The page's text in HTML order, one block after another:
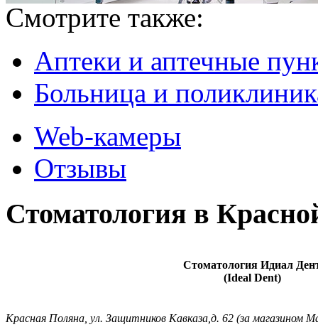
Смотрите также:
Аптеки и аптечные
Больница и
Web-камеры
Отзывы
Стоматология в
Стоматология Идиал
(Ideal Dent)
Красная Поляна, ул. Защитников Кавказа,д. 62 (за магазином